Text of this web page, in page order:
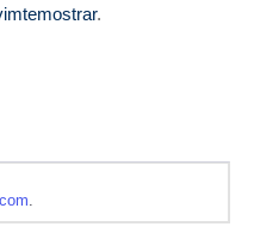
.
.